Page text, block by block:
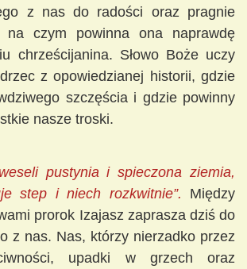
z nas do radości oraz pragnie
na czym powinna ona naprawdę
chrześcijanina. Słowo Boże uczy
z opowiedzianej historii, gdzie
szczęścia i gdzie powinny
nasze troski.
pustynia i spieczona ziemia,
step i niech rozkwitnie”. Między
prorok Izajasz zaprasza dziś do
z nas. Nas, którzy nierzadko przez
upadki w grzech oraz